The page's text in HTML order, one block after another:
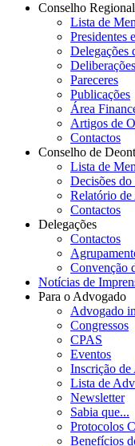
Conselho Regional
Lista de
Presidentes
Delegações
Deliberações
Pareceres
Publicações
Área
Artigos de
Contactos
Conselho de
Lista de
Decisões
Relatório
Contactos
Delegações
Contactos
Convenção
Notícias de
Para o Advogado
Advogado
Congressos
CPAS
Eventos
Inscrição
Lista de
Newsletter
Sabia que...
Protocolos
Benefícios